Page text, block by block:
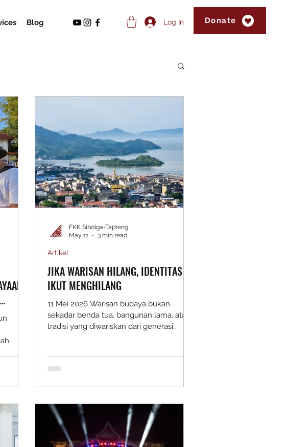
Blog Log In Donate
yang
JIKA WARISAN HILANG, IDENTITAS
IKUT MENGHILANG
11 Mei 2026 Warisan budaya bukan
sekadar benda tua, bangunan lama, atau
tradisi yang diwariskan dari generasi
Di dalamnya tersimpan ingatan, nilai,
pengalaman, dan narasi panjang tentang
menghilang sebenarnya bukan hanya
bentuk fisiknya, tetapi juga identitas sosial
masyarakat yang selama ini dibangun
melalui sejarah dan
Artikel
FKK Sibolga-Tapteng
May 11
3 min read